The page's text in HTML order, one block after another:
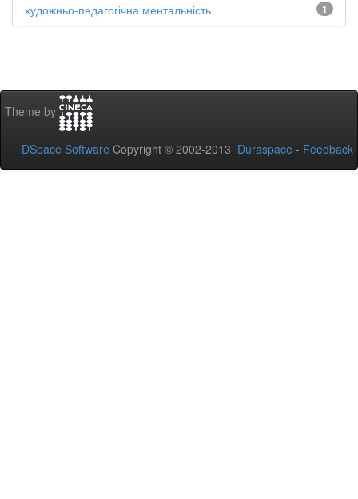
1
художньо-педагогічна ментальність
Theme by
DSpace Software Copyright © 2002-2013 Duraspace - Feedback